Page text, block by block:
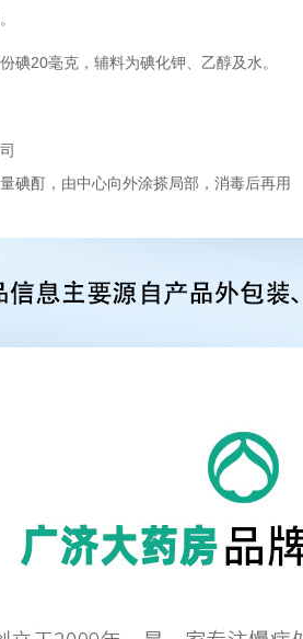
碘20毫克，辅料为碘化钾、乙醇及水。
碘酊，由中心向外涂搽局部，消毒后再用